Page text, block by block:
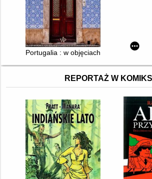
Portugalia : w objęciach oceanu
REPORTAŻ W